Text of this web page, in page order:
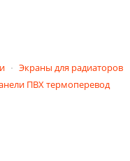
Экраны для радиаторов
ПВХ термоперевод